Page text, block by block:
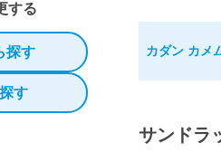
する
探す
す
カダン カメ
サンドラ